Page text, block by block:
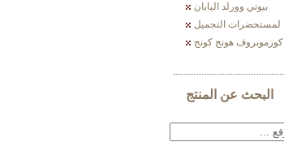
بيوتي وورلد اليابان
كوزموبروف هونج كونج
البحث عن المنتج